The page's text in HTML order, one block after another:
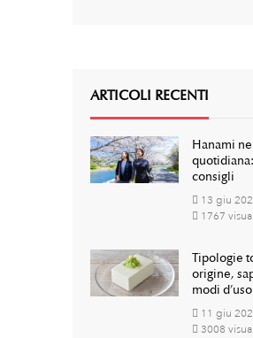
ARTICOLI RECENTI
Hanami
consigli
13 giu
1767
Tipologie
origine,
modi d’uso
11 giu
3008